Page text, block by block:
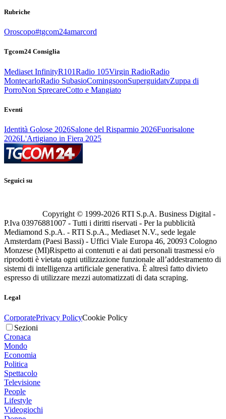
Rubriche
Oroscopo#tgcom24amarcord
Tgcom24 Consiglia
Mediaset InfinityR101Radio 105Virgin RadioRadio
MontecarloRadio SubasioComingsoonSuperguidatvZuppa di
PorroNon SprecareCotto e Mangiato
Eventi
Identità Golose 2026Salone del Risparmio 2026Fuorisalone
2026L'Artigiano in Fiera 2025
Seguici su
Copyright © 1999-2026 RTI S.p.A. Business Digital -
P.Iva 03976881007 - Tutti i diritti riservati - Per la pubblicità
Mediamond S.p.A. - RTI S.p.A., Mediaset N.V., sede legale
Amsterdam (Paesi Bassi) - Uffici Viale Europa 46, 20093 Cologno
Monzese (MI)Rispetto ai contenuti e ai dati personali trasmessi e/o
riprodotti è vietata ogni utilizzazione funzionale all’addestramento di
sistemi di intelligenza artificiale generativa. È altresì fatto divieto
espresso di utilizzare mezzi automatizzati di data scraping.
Legal
CorporatePrivacy PolicyCookie Policy
Sezioni
Cronaca
Mondo
Economia
Politica
Spettacolo
Televisione
People
Lifestyle
Videogiochi